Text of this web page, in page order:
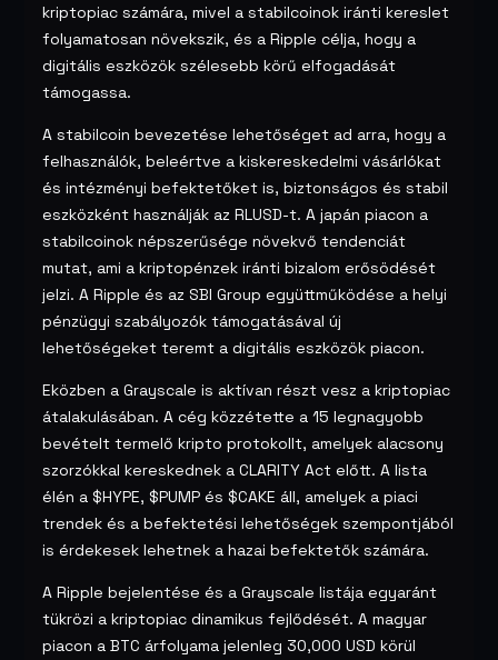
kriptopiac számára, mivel a stabilcoinok iránti kereslet
folyamatosan növekszik, és a Ripple célja, hogy a
digitális eszközök szélesebb körű elfogadását
támogassa.
A stabilcoin bevezetése lehetőséget ad arra, hogy a
felhasználók, beleértve a kiskereskedelmi vásárlókat
és intézményi befektetőket is, biztonságos és stabil
eszközként használják az RLUSD-t. A japán piacon a
stabilcoinok népszerűsége növekvő tendenciát
mutat, ami a kriptopénzek iránti bizalom erősödését
jelzi. A Ripple és az SBI Group együttműködése a helyi
pénzügyi szabályozók támogatásával új
lehetőségeket teremt a digitális eszközök piacon.
Eközben a Grayscale is aktívan részt vesz a kriptopiac
átalakulásában. A cég közzétette a 15 legnagyobb
bevételt termelő kripto protokollt, amelyek alacsony
szorzókkal kereskednek a CLARITY Act előtt. A lista
élén a $HYPE, $PUMP és $CAKE áll, amelyek a piaci
trendek és a befektetési lehetőségek szempontjából
is érdekesek lehetnek a hazai befektetők számára.
A Ripple bejelentése és a Grayscale listája egyaránt
tükrözi a kriptopiac dinamikus fejlődését. A magyar
piacon a BTC árfolyama jelenleg 30,000 USD körül